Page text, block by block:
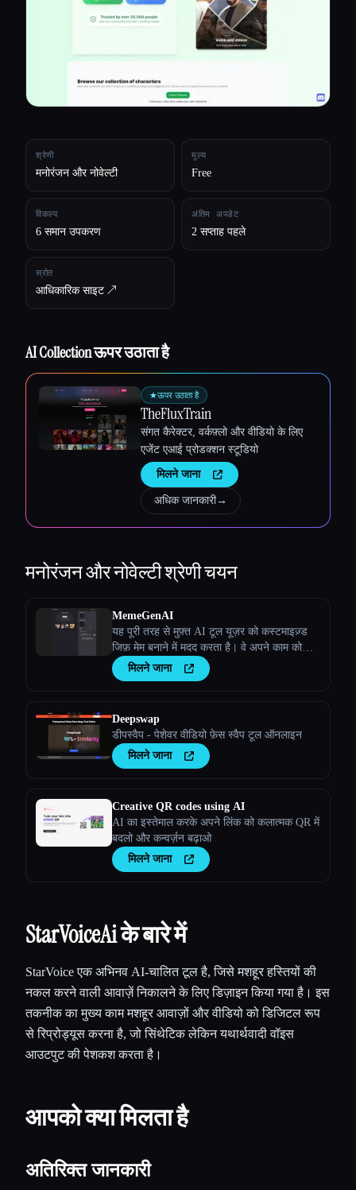
श्रेणी
मनोरंजन और नोवेल्टी
मूल्य
Free
विकल्प
6 समान उपकरण
अंतिम अपडेट
2 सप्ताह पहले
स्रोत
आधिकारिक साइट ↗︎
AI Collection ऊपर उठाता है
★ऊपर उठाता है
TheFluxTrain
संगत कैरेक्टर, वर्कफ़्लो और वीडियो के लिए
एजेंट एआई प्रोडक्शन स्टूडियो
मिलने जाना
अधिक जानकारी→
मनोरंजन और नोवेल्टीश्रेणी चयन
MemeGenAI
यह पूरी तरह से मुफ़्त AI टूल यूज़र को कस्टमाइज़्ड
जिफ़ मेम बनाने में मदद करता है। वे अपने काम को
दोस्तों और परिवारों के साथ शेयर कर सकते हैं और
प्राप्तकर्ता इस मीम के साथ बातचीत करके एक नया
मिलने जाना
Deepswap
डीपस्वैप - पेशेवर वीडियो फ़ेस स्वैप टूल ऑनलाइन
मिलने जाना
Creative QR codes using AI
AI का इस्तेमाल करके अपने लिंक को कलात्मक QR में
बदलो और कन्वर्ज़न बढ़ाओ
मिलने जाना
StarVoiceAi के बारे में
StarVoice एक अभिनव AI-चालित टूल है, जिसे मशहूर हस्तियों की
नकल करने वाली आवाज़ें निकालने के लिए डिज़ाइन किया गया है। इस
तकनीक का मुख्य काम मशहूर आवाज़ों और वीडियो को डिजिटल रूप
से रिप्रोड्यूस करना है, जो सिंथेटिक लेकिन यथार्थवादी वॉइस
आउटपुट की पेशकश करता है।
आपको क्या मिलता है
अतिरिक्त जानकारी